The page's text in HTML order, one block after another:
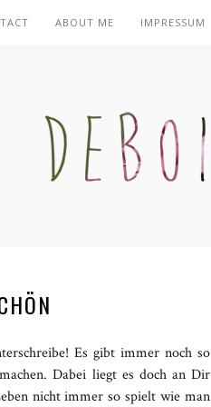
ABOUT ME IMPRESSUM
Es gibt immer noch so
Dabei liegt es doch an Dir
nicht immer so spielt wie man